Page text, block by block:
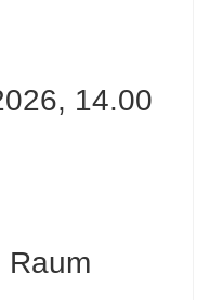
14.00
Raum